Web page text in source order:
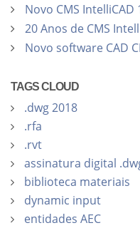
Novo CMS IntelliCAD
20 Anos de CMS
Novo software CAD
TAGS CLOUD
.dwg 2018
.rfa
.rvt
assinatura digital
biblioteca materiais
dynamic input
entidades AEC